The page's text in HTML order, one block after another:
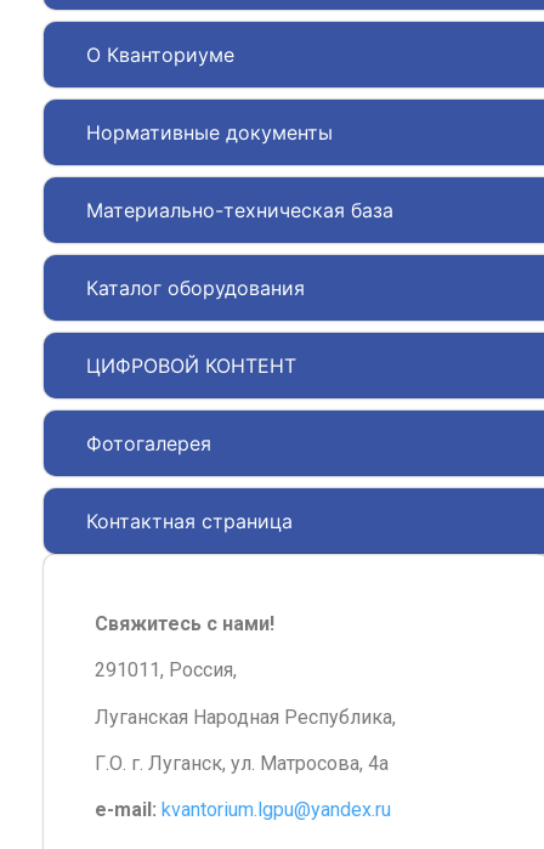
О Кванториуме
Нормативные документы
Материально-техническая база
Каталог оборудования
ЦИФРОВОЙ КОНТЕНТ
Фотогалерея
Контактная страница
Свяжитесь с нами!
291011, Россия,
Луганская Народная Республика,
Г.О. г. Луганск, ул. Матросова, 4а
e-mail: kvantorium.lgpu@yandex.ru